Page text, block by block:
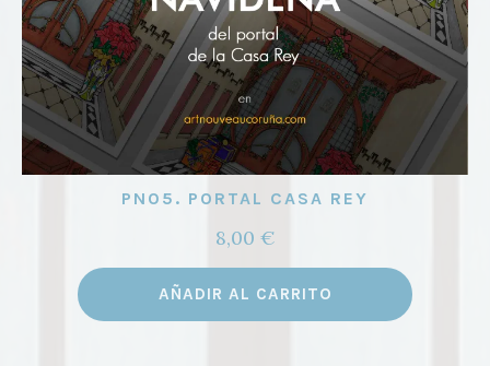
PN05. PORTAL CASA REY
8,00 €
AÑADIR AL CARRITO